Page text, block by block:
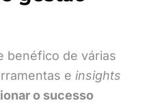
benéfico de várias
e insights
o sucesso